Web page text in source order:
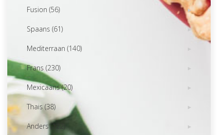
Fusion (56)
Spaans (61)
Mediterraan (140)
Frans (230)
Mexicaans (20)
Thais (38)
Anders (122)